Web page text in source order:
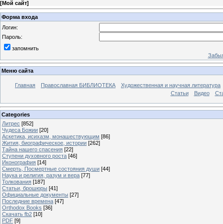
[Мой сайт]
Форма входа
Логин:
Пароль:
запомнить
Меню сайта
Главная Православная БИБЛИОТЕКА
Художественная и научная литература
Статьи
Видео
Categories
Литрес [852]
Чудеса Божии [20]
Аскетика, исихазм, монашествующим [86]
Жития, биографическое, истории [262]
Тайна нашего спасения [22]
Ступени духовного роста [46]
Иконография [14]
Смерть, Посмертные состояния души [44]
Наука и религия, разум и вера [77]
Толкования [187]
Статьи, брошюры [41]
Официальные документы [27]
Последние времена [47]
Orthodox Books [36]
Скачать fb2 [10]
PDF [9]